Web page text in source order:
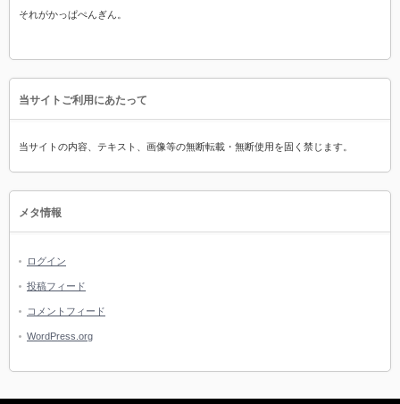
それがかっぱぺんぎん。
当サイトご利用にあたって
当サイトの内容、テキスト、画像等の無断転載・無断使用を固く禁じます。
メタ情報
ログイン
投稿フィード
コメントフィード
WordPress.org